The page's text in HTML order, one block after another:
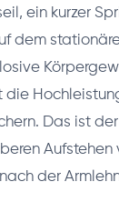
ein kurzer
dem
die
Das ist
Aufstehen
der